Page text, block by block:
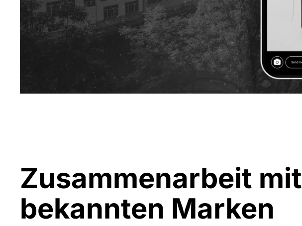
Zusammenarbeit mit
bekannten Marken